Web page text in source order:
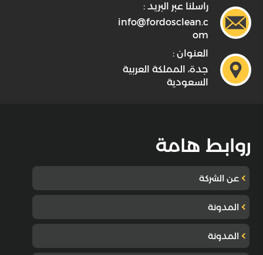
راسلنا عبر البريد :
info@fordosclean.c
om
العنوان :
جدة، المملكة العربية
السعودية
روابط هامة
عن الشركة
المدونة
المدونة